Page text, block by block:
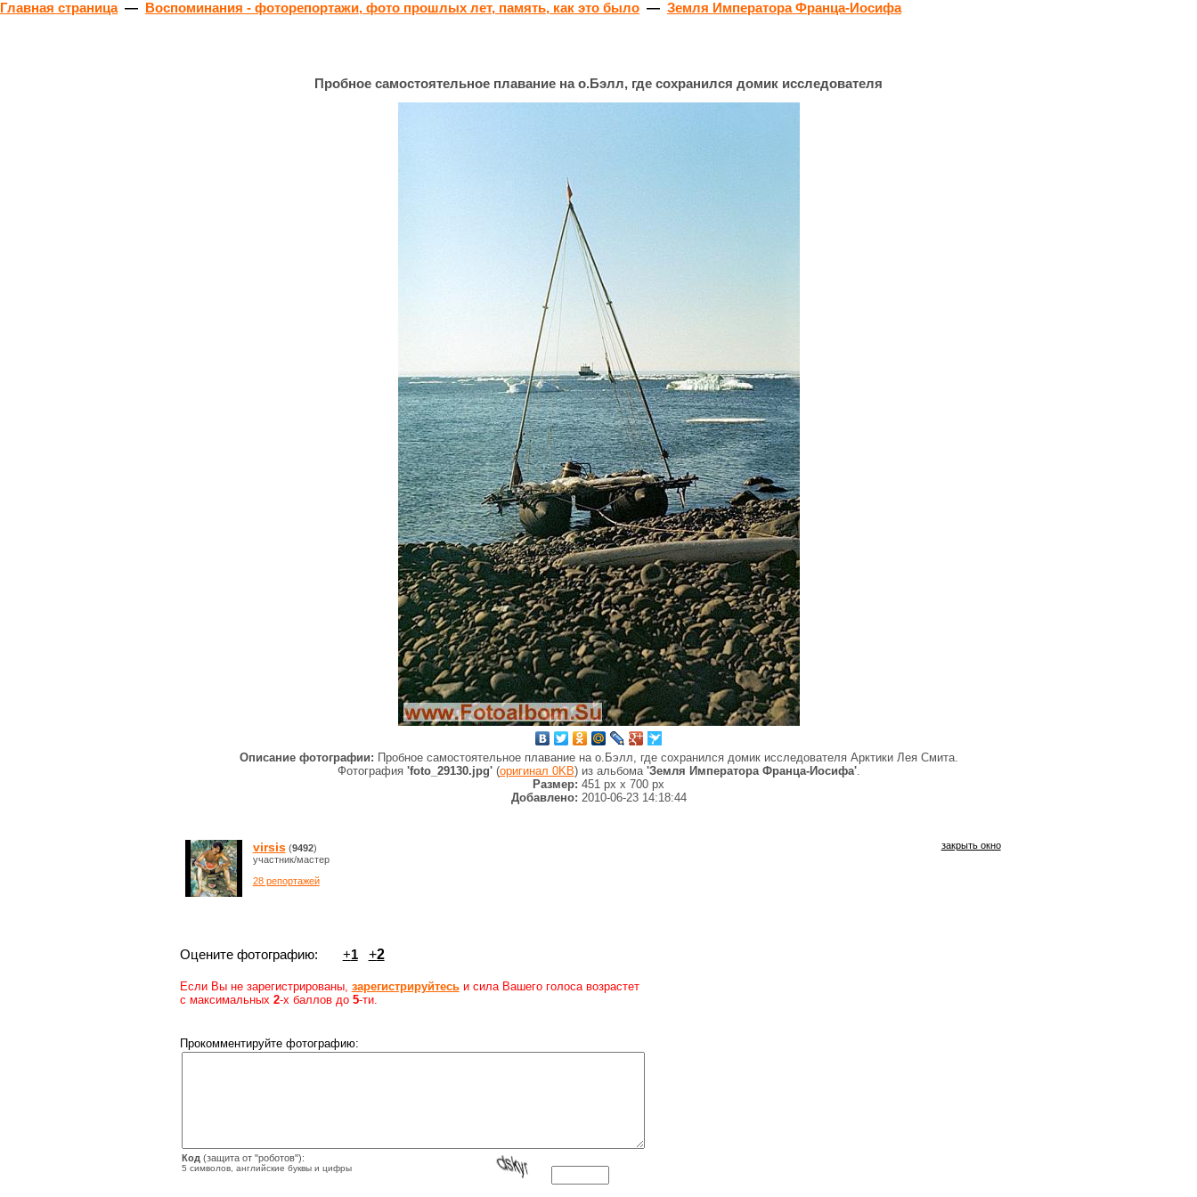
Главная страница— Воспоминания - фоторепортажи, фото прошлых лет, память, как это было — Земля Императора Франца-Иосифа
Пробное самостоятельное плавание на о.Бэлл, где сохранился домик исследователя
Описание фотографии: Пробное самостоятельное плавание на о.Бэлл, где сохранился домик исследователя Арктики Лея Смита.
Фотография 'foto_29130.jpg'(оригинал 0KB) из альбома 'Земля Императора Франца-Иосифа'.
Размер: 451 px x 700 px
Добавлено: 2010-06-23 14:18:44
virsis(9492)
участник/мастер
28 репортажей
закрыть окно
Оцените фотографию: +1 +2
Если Вы не зарегистрированы, зарегистрируйтесьи сила Вашего голоса возрастет
с максимальных 2-х баллов до 5-ти.
Прокомментируйте фотографию:
Код (защита от "роботов"):
5 символов, английские буквы и цифры